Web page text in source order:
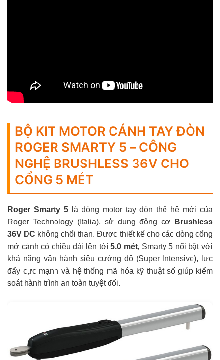
BỘ KIT MOTOR CÁNH TAY ĐÒN
ROGER SMARTY 5 – CÔNG
NGHỆ BRUSHLESS 36V CHO
CỔNG 5 MÉT
Roger Smarty 5 là dòng motor tay đòn thế hệ mới của
Roger Technology (Italia), sử dụng động cơ
Brushless
36V DC không chổi than. Được thiết kế cho các dòng cổng
mở cánh có chiều dài lên tới5.0 mét, Smarty 5 nổi bật với
khả năng vận hành siêu cường độ (Super Intensive), lực
đẩy cực mạnh và hệ thống mã hóa kỹ thuật số giúp kiểm
soát hành trình an toàn tuyệt đối.